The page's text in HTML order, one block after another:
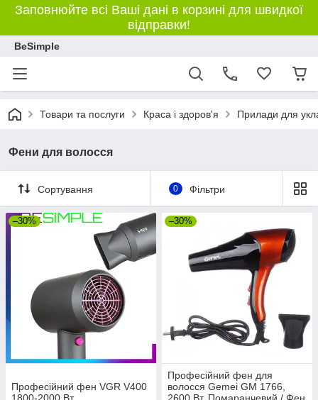
Заповнюйте всі Ваші дані в корзині для швидкої
відправки!
BeSimple
Товари та послуги Краса і здоров'я Прилади для
Фени для волосся
Сортування 0 Фільтри
–30%
Професійний фен VGR V400
–30%
Професійний фен для
волосся Gemei GM 1766,